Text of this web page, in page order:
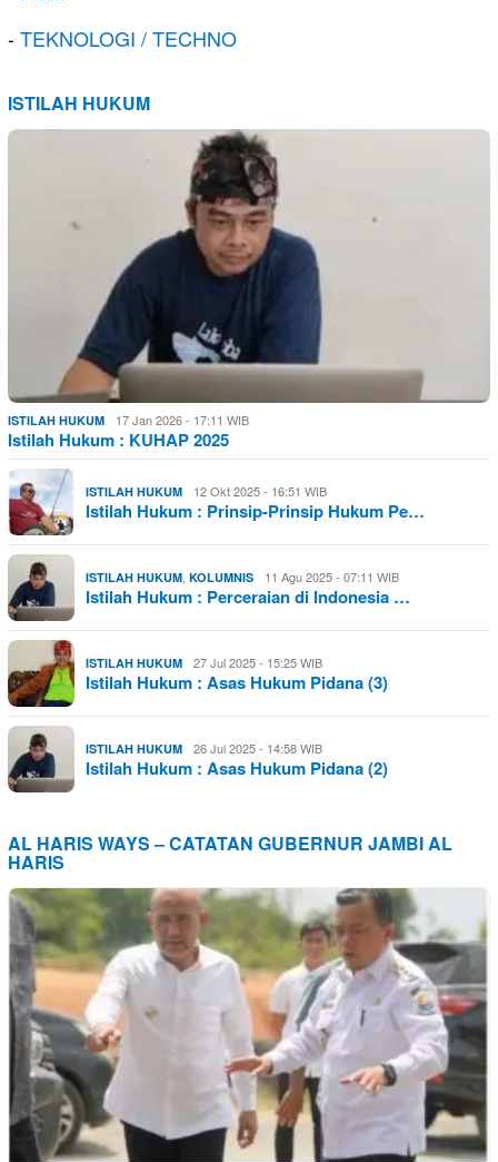
-TEKNOLOGI / TECHNO
ISTILAH HUKUM
ISTILAH HUKUM 17 Jan 2026 - 17:11 WIB
Istilah Hukum : KUHAP 2025
ISTILAH HUKUM 12 Okt 2025 - 16:51 WIB
Istilah Hukum : Prinsip-Prinsip Hukum Pe…
ISTILAH HUKUM, KOLUMNIS 11 Agu 2025 - 07:11 WIB
Istilah Hukum : Perceraian di Indonesia …
ISTILAH HUKUM 27 Jul 2025 - 15:25 WIB
Istilah Hukum : Asas Hukum Pidana (3)
ISTILAH HUKUM 26 Jul 2025 - 14:58 WIB
Istilah Hukum : Asas Hukum Pidana (2)
AL HARIS WAYS – CATATAN GUBERNUR JAMBI AL
HARIS